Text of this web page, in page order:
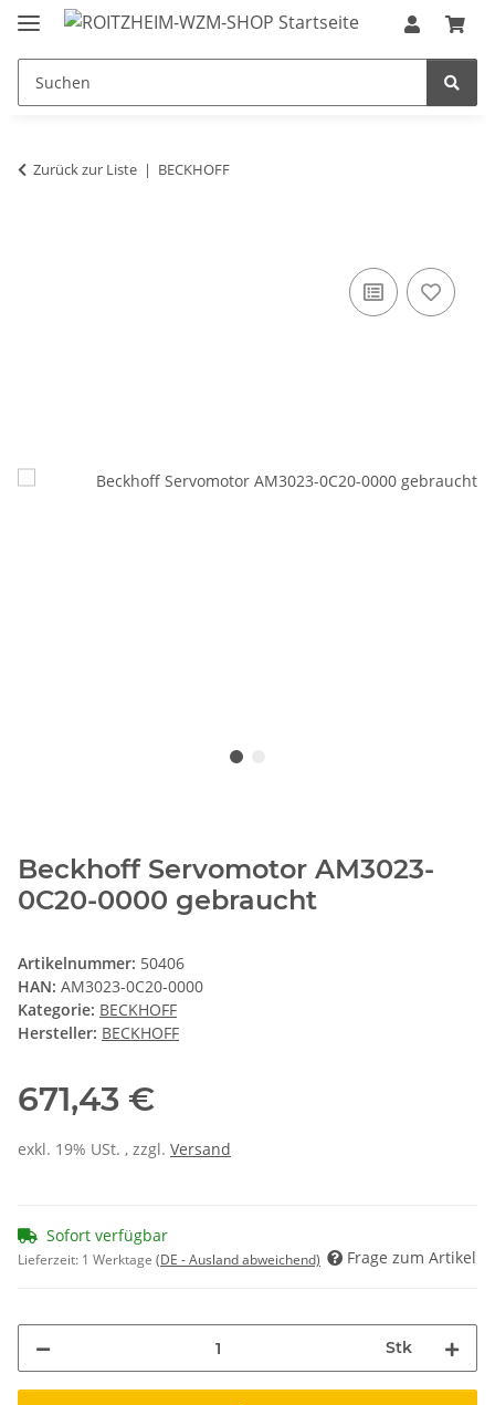
Zurück zur Liste BECKHOFF
Beckhoff Servomotor AM3023-
0C20-0000 gebraucht
Artikelnummer: 50406
HAN: AM3023-0C20-0000
Kategorie: BECKHOFF
Hersteller: BECKHOFF
671,43 €
exkl. 19% USt. , zzgl. Versand
Sofort verfügbar
Lieferzeit: 1 Werktage (DE - Ausland abweichend) Frage zum Artikel
Stk